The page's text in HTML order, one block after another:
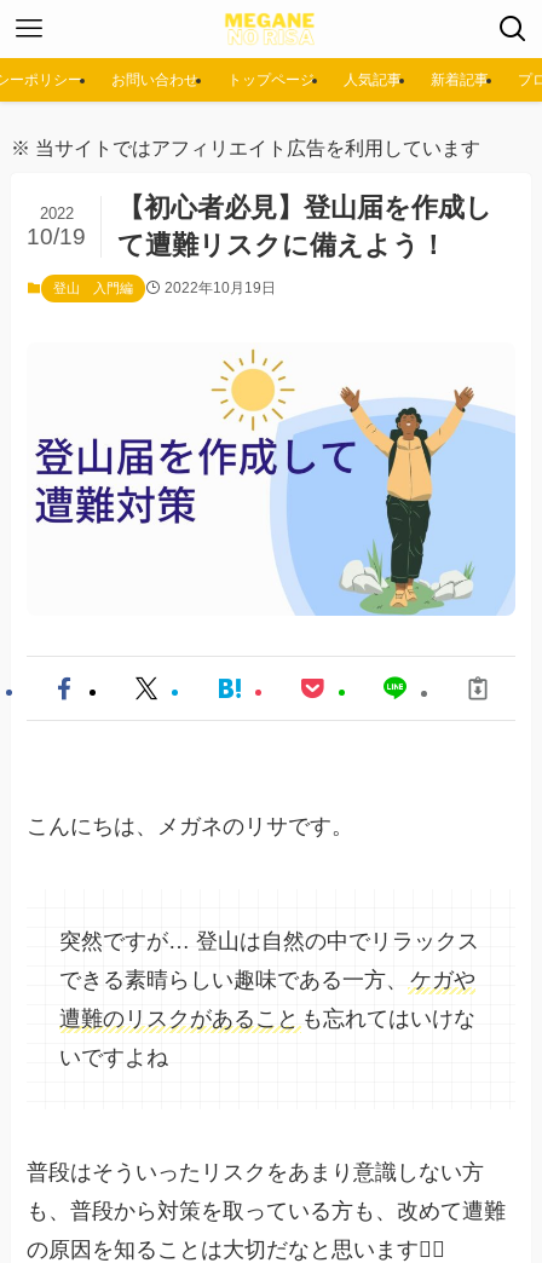
ーポリシー お問い合わせ トップページ 人気記事 新着記事 プ
※ 当サイトではアフィリエイト広告を利用しています
【初心者必見】登山届を作成し
て遭難リスクに備えよう！
2022
10/19
登山 入門編 2022年10月19日
こんにちは、メガネのリサです。
突然ですが… 登山は自然の中でリラックス
できる素晴らしい趣味である一方、 ケガや
遭難のリスクがあること も忘れてはいけな
いですよね
普段はそういったリスクをあまり意識しない方
も、普段から対策を取っている方も、改めて遭難
の原因を知ることは大切だなと思います🙋‍♀️